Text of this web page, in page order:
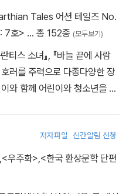
Tales 어션 테일즈 No.
7호> … 총 152종 (모두보기)
티스 소녀』, 『바늘 끝에 사람
호러를 주력으로 다종다양한 장
와 함께 어린이와 청소년을 위
저자파일 신간알림 신청
,<우주화>,<한국 환상문학 단편